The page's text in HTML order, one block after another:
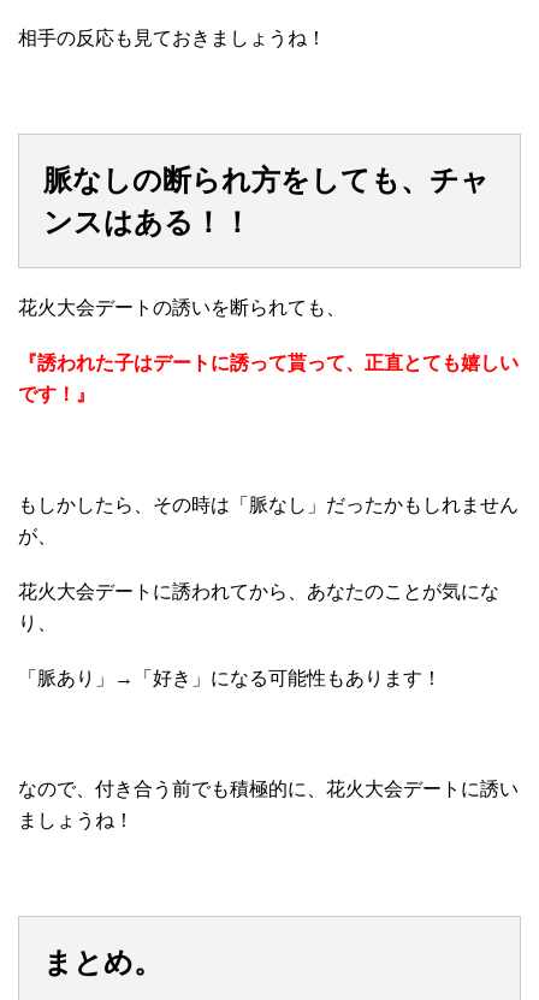
相手の反応も見ておきましょうね！
脈なしの断られ方をしても、チャ
ンスはある！！
花火大会デートの誘いを断られても、
『誘われた子はデートに誘って貰って、正直とても嬉しい
です！』
もしかしたら、その時は「脈なし」だったかもしれません
が、
花火大会デートに誘われてから、あなたのことが気にな
り、
「脈あり」→「好き」になる可能性もあります！
なので、付き合う前でも積極的に、花火大会デートに誘い
ましょうね！
まとめ。